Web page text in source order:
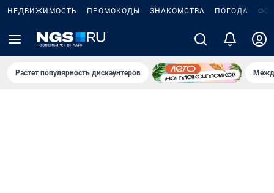
НЕДВИЖИМОСТЬ ПРОМОКОДЫ ЗНАКОМСТВА ПОГОДА
Растет популярность дискаунтеров